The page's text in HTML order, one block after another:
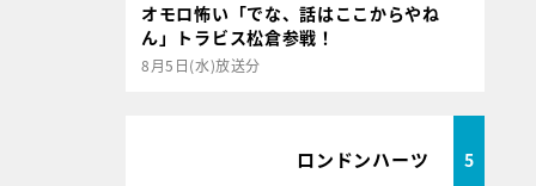
オモロ怖い「でな、話はここからやね
ん」トラビス松倉参戦！
8月5日(水)放送分
ロンドンハーツ 5